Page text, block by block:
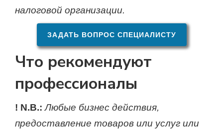
налоговой организации.
ЗАДАТЬ ВОПРОС СПЕЦИАЛИСТУ
Что рекомендуют
профессионалы
! N.B.: Любые бизнес действия,
предоставление товаров или услуг или